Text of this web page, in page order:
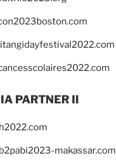
PARTNER II
makassar.com